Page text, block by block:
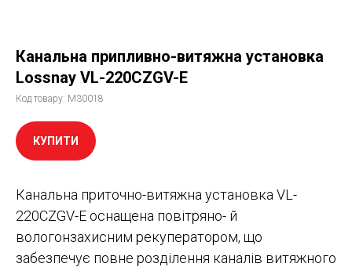
Канальна припливно-витяжна установка
Lossnay VL-220CZGV-E
Код товару: M30018
КУПИТИ
Канальна приточно-витяжна установка VL-
220CZGV-E оснащена повітряно- й
вологонзахисним рекуператором, що
забезпечує повне розділення каналів витяжного